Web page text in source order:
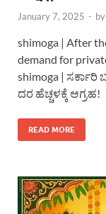
January 7, 2025 - by
shimoga | After
demand for
shimoga |
ದರ ಹೆಚ್ಚಳಕ್ಕೆ ಆಗ್ರಹ!
READ MORE